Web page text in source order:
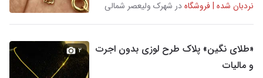
نردبان شده | فروشگاهدر شهرک ولیعصر شمالی
«طلای نگین» پلاک طرح لوزی بدون اجرت
و مالیات
۲